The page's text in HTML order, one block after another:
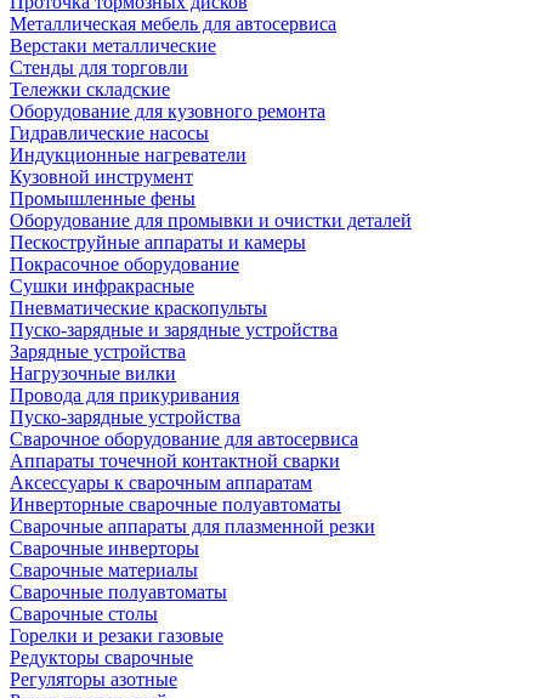
Металлическая мебель для автосервиса
Верстаки металлические
Стенды для торговли
Тележки складские
Оборудование для кузовного ремонта
Гидравлические насосы
Индукционные нагреватели
Кузовной инструмент
Промышленные фены
Оборудование для промывки и очистки деталей
Пескоструйные аппараты и камеры
Покрасочное оборудование
Сушки инфракрасные
Пневматические краскопульты
Пуско-зарядные и зарядные устройства
Зарядные устройства
Нагрузочные вилки
Провода для прикуривания
Пуско-зарядные устройства
Сварочное оборудование для автосервиса
Аппараты точечной контактной сварки
Аксессуары к сварочным аппаратам
Инверторные сварочные полуавтоматы
Сварочные аппараты для плазменной резки
Сварочные инверторы
Сварочные материалы
Сварочные полуавтоматы
Сварочные столы
Горелки и резаки газовые
Редукторы сварочные
Регуляторы азотные